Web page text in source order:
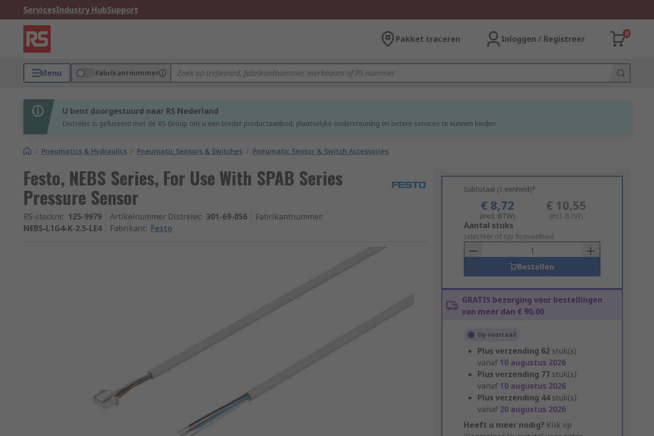
ServicesIndustry HubSupport
Pakket traceren Inloggen / Registreer
0
Menu Fabrikantnummer
U bent doorgestuurd naar RS Nederland
Distrelec is gefuseerd met de RS Group om u een breder productaanbod, plaatselijke ondersteuning en betere services te kunnen bieden.
/ Pneumatics & Hydraulics / Pneumatic Sensors & Switches / Pneumatic Sensor & Switch Accessories
Festo, NEBS Series, For Use With SPAB Series
Pressure Sensor
RS-stocknr.: 125-9979 Artikelnummer Distrelec: 301-69-056 Fabrikantnummer:
NEBS-L1G4-K-2.5-LE4
Fabrikant: Festo
Subtotaal (1 eenheid)*
€ 8,72
(excl. BTW)
€ 10,55
(incl. BTW)
Add
to
Basket
Aantal stuks
selecteer of typ hoeveelheid
Bestellen
GRATIS bezorging voor bestellingen
van meer dan € 90,00
Op voorraad
Plus verzending 62 stuk(s)
vanaf 10 augustus 2026
Plus verzending 77 stuk(s)
vanaf 10 augustus 2026
Plus verzending 44stuk(s)
vanaf 20 augustus 2026
Heeft u meer nodig? Klik op